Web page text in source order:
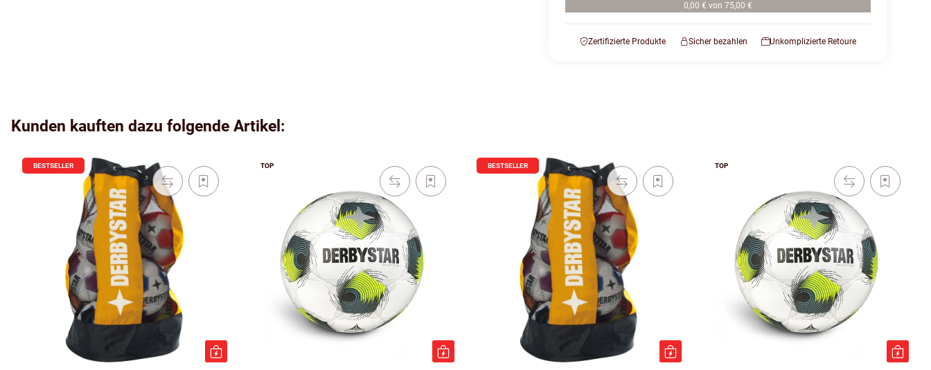
0,00 € von 75,00 €
Zertifizierte Produkte Sicher bezahlen Unkomplizierte Retoure
Kunden kauften dazu folgende Artikel:
BESTSELLER TOP BESTSELLER TOP